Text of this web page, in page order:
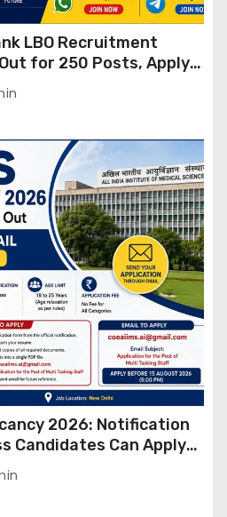
LBO Recruitment
for 250 Posts, Apply
2026: Notification
Candidates Can Apply